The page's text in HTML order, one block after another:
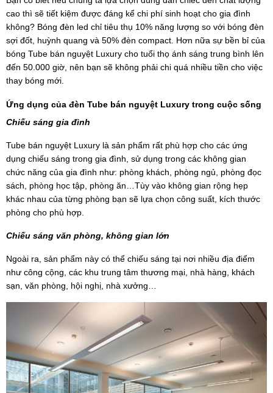
cao thì sẽ tiết kiệm được đáng kể chi phí sinh hoạt cho gia đình
không? Bóng đèn led chỉ tiêu thụ 10% năng lượng so với bóng đèn
sợi đốt, huỳnh quang và 50% đèn compact. Hơn nữa sự bền bỉ của
bóng Tube bán nguyệt Luxury cho tuổi thọ ánh sáng trung bình lên
đến 50.000 giờ, nên bạn sẽ không phải chi quá nhiều tiền cho việc
thay bóng mới.
Ứng dụng của đèn Tube bán nguyệt Luxury trong cuộc sống
Chiếu sáng gia đình
Tube bán nguyệt Luxury là sản phẩm rất phù hợp cho các ứng
dụng chiếu sáng trong gia đình, sử dụng trong các không gian
chức năng của gia đình như: phòng khách, phòng ngủ, phòng đọc
sách, phòng học tập, phòng ăn…Tùy vào không gian rộng hẹp
khác nhau của từng phòng bạn sẽ lựa chọn công suất, kích thước
phòng cho phù hợp.
Chiếu sáng văn phòng, không gian lớn
Ngoài ra, sản phẩm này có thể chiếu sáng tại nơi nhiều địa điểm
như công cộng, các khu trung tâm thương mại, nhà hàng, khách
sạn, văn phòng, hội nghị, nhà xưởng…